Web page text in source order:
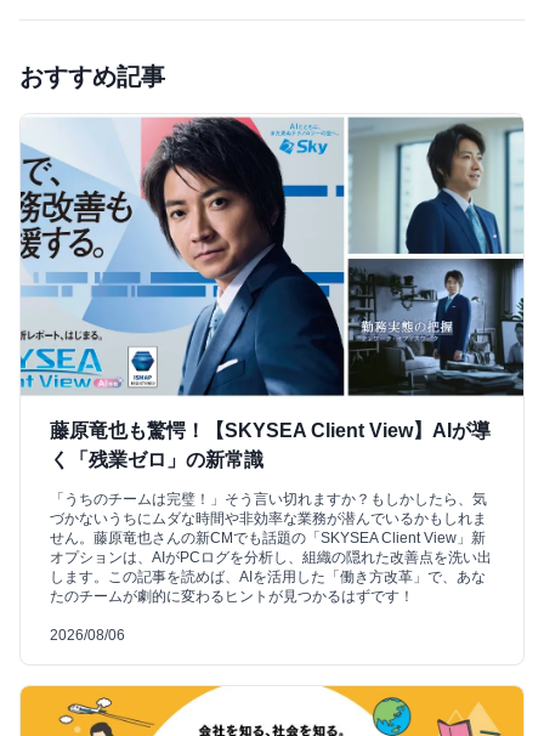
おすすめ記事
藤原竜也も驚愕！【SKYSEA Client View】AIが導
く「残業ゼロ」の新常識
「うちのチームは完璧！」そう言い切れますか？もしかしたら、気
づかないうちにムダな時間や非効率な業務が潜んでいるかもしれま
せん。藤原竜也さんの新CMでも話題の「SKYSEA Client View」新
オプションは、AIがPCログを分析し、組織の隠れた改善点を洗い出
します。この記事を読めば、AIを活用した「働き方改革」で、あな
たのチームが劇的に変わるヒントが見つかるはずです！
2026/08/06